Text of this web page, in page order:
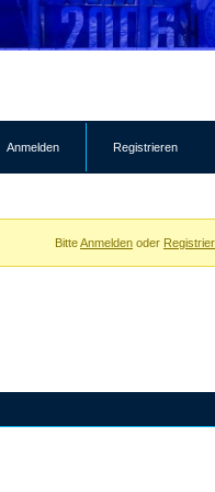
Anmelden Registrieren
BitteAnmeldenoder